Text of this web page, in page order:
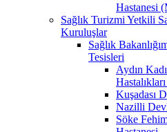
Hastanesi
Sağlık Turizmi Yetkili
Kuruluşlar
Sağlık
Tesisleri
Aydın
Kuşadası
Nazilli
Söke